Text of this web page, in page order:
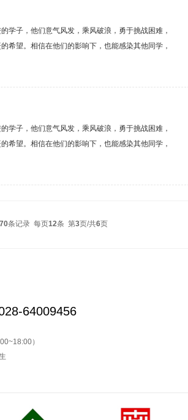
学子，他们意气风发，乘风破浪，勇于挑战困难，
希望。相信在他们的影响下，也能感染其他同学，
学子，他们意气风发，乘风破浪，勇于挑战困难，
希望。相信在他们的影响下，也能感染其他同学，
条记录 每页12条 第3页/共6页
64009456
）